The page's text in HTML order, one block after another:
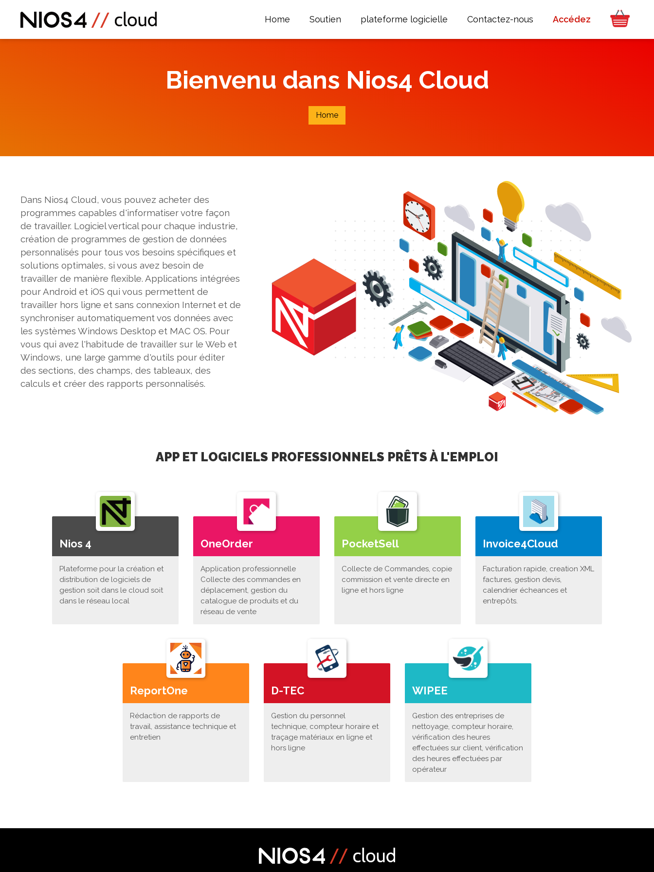
Home Soutien plateforme logicielle Contactez-nous Accédez
Bienvenu dans Nios4 Cloud
Home
Dans Nios4 Cloud, vous pouvez acheter des
programmes capables d'informatiser votre façon
de travailler. Logiciel vertical pour chaque industrie,
création de programmes de gestion de données
personnalisés pour tous vos besoins spécifiques et
solutions optimales, si vous avez besoin de
travailler de manière flexible. Applications intégrées
pour Android et iOS qui vous permettent de
travailler hors ligne et sans connexion Internet et de
synchroniser automatiquement vos données avec
les systèmes Windows Desktop et MAC OS. Pour
vous qui avez l'habitude de travailler sur le Web et
Windows, une large gamme d'outils pour éditer
des sections, des champs, des tableaux, des
calculs et créer des rapports personnalisés.
APP ET LOGICIELS PROFESSIONNELS PRÊTS À L'EMPLOI
Nios 4
Plateforme pour la création et
distribution de logiciels de
gestion soit dans le cloud soit
dans le réseau local
OneOrder
Application professionnelle
Collecte des commandes en
déplacement, gestion du
catalogue de produits et du
réseau de vente
PocketSell
Collecte de Commandes, copie
commission et vente directe en
ligne et hors ligne
Invoice4Cloud
Facturation rapide, creation XML
factures, gestion devis,
calendrier écheances et
entrepôts.
ReportOne
Rédaction de rapports de
travail, assistance technique et
entretien
D-TEC
Gestion du personnel
technique, compteur horaire et
traçage matériaux en ligne et
hors ligne
WIPEE
Gestion des entreprises de
nettoyage, compteur horaire,
vérification des heures
effectuées sur client, vérification
des heures effectuées par
opérateur